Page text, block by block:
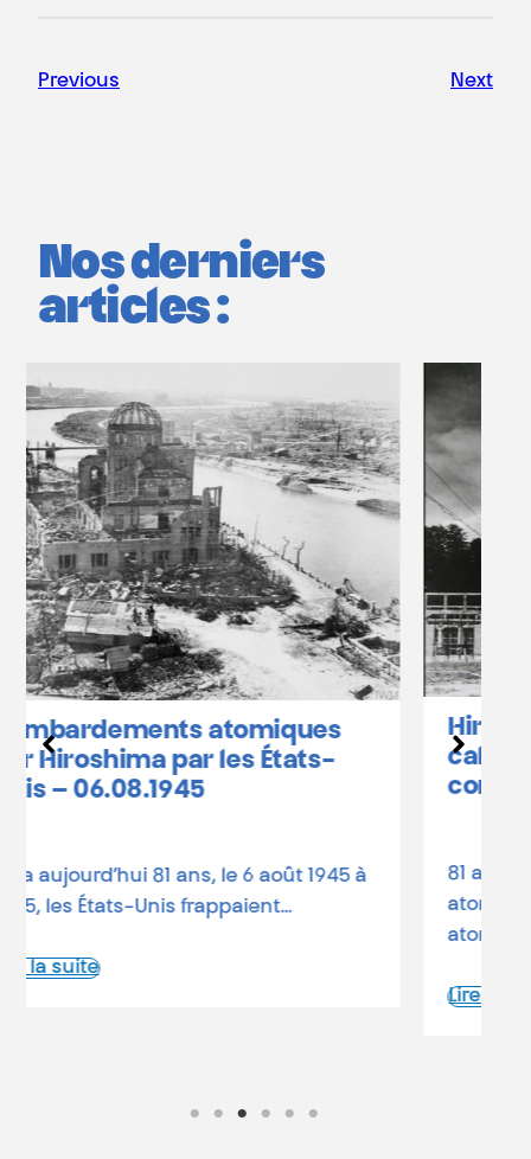
Previous Next
Nos derniers
articles :
Hiroshima et Nagasaki :
calendrier des
commémorations en Belgique
81 ans depuis les bombardements
atomiques Le 6 août 1945, une bombe